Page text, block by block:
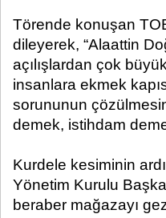
Törende konuşan
dileyerek, “Alaattin
açılışlardan çok
insanlara ekmek
sorununun
demek, istihdam
Kurdele kesiminin
Yönetim Kurulu
beraber mağazayı